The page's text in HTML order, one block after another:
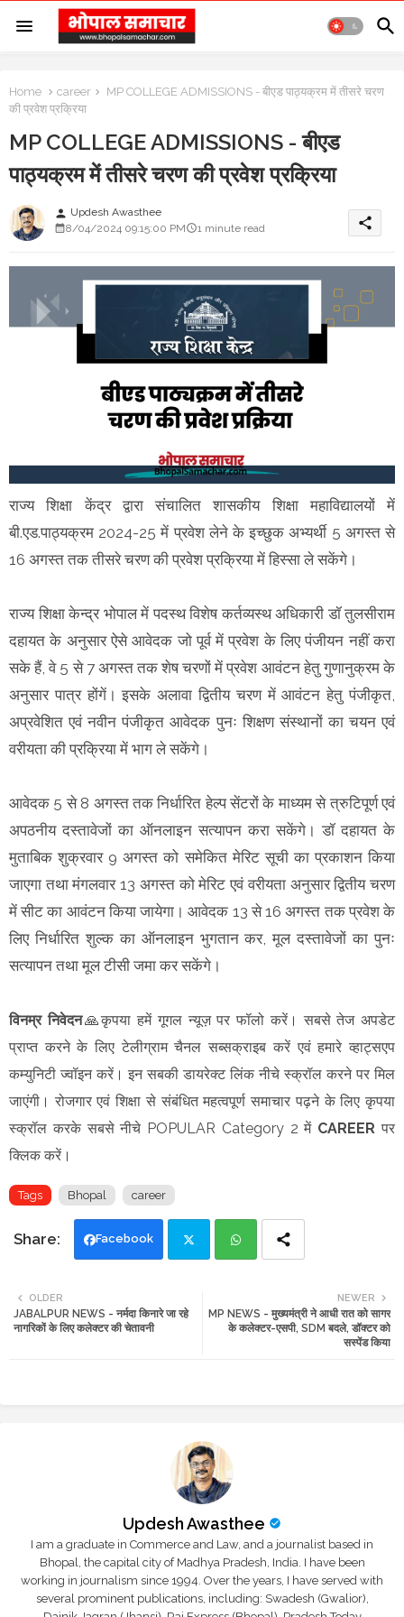
Home career
MP COLLEGE ADMISSIONS - बीएड पाठ्यक्रम में तीसरे चरण
की प्रवेश प्रक्रिया
MP COLLEGE ADMISSIONS - बीएड
पाठ्यक्रम में तीसरे चरण की प्रवेश प्रक्रिया
person Updesh Awasthee
8/04/2024 09:15:00 PM
1 minute read share
राज्य शिक्षा केंद्र द्वारा संचालित शासकीय शिक्षा महाविद्यालयों में
बी.एड.पाठ्यक्रम 2024-25 में प्रवेश लेने के इच्छुक अभ्यर्थी 5 अगस्त से
16 अगस्त तक तीसरे चरण की प्रवेश प्रक्रिया में हिस्सा ले सकेंगे।
राज्य शिक्षा केन्द्र भोपाल में पदस्थ विशेष कर्तव्यस्थ अधिकारी डॉ तुलसीराम
दहायत के अनुसार ऐसे आवेदक जो पूर्व में प्रवेश के लिए पंजीयन नहीं करा
सके हैं, वे 5 से 7 अगस्त तक शेष चरणों में प्रवेश आवंटन हेतु गुणानुक्रम के
अनुसार पात्र होंगें। इसके अलावा द्वितीय चरण में आवंटन हेतु पंजीकृत,
अप्रवेशित एवं नवीन पंजीकृत आवेदक पुनः शिक्षण संस्थानों का चयन एवं
वरीयता की प्रक्रिया में भाग ले सकेंगे।
आवेदक 5 से 8 अगस्त तक निर्धारित हेल्प सेंटरों के माध्यम से त्रुटिपूर्ण एवं
अपठनीय दस्तावेजों का ऑनलाइन सत्यापन करा सकेंगे। डॉ दहायत के
मुताबिक शुक्रवार 9 अगस्त को समेकित मेरिट सूची का प्रकाशन किया
जाएगा तथा मंगलवार 13 अगस्त को मेरिट एवं वरीयता अनुसार द्वितीय चरण
में सीट का आवंटन किया जायेगा। आवेदक 13 से 16 अगस्त तक प्रवेश के
लिए निर्धारित शुल्क का ऑनलाइन भुगतान कर, मूल दस्तावेजों का पुनः
सत्यापन तथा मूल टीसी जमा कर सकेंगे।
विनम्र निवेदन🙏कृपया हमें गूगल न्यूज़ पर फॉलो करें। सबसे तेज अपडेट
प्राप्त करने के लिए टेलीग्राम चैनल सब्सक्राइब करें एवं हमारे व्हाट्सएप
कम्युनिटी ज्वॉइन करें। इन सबकी डायरेक्ट लिंक नीचे स्क्रॉल करने पर मिल
जाएंगी। रोजगार एवं शिक्षा से संबंधित महत्वपूर्ण समाचार पढ़ने के लिए कृपया
स्क्रॉल करके सबसे नीचे POPULAR Category 2 में CAREERपर
क्लिक करें।
Tags Bhopal career
Facebook
tte ats
NEWER
MP NEWS - मुख्यमंत्री ने आधी रात को सागर
के कलेक्टर-एसपी, SDM बदले, डॉक्टर को
सस्पेंड किया
OLDER
JABALPUR NEWS - नर्मदा किनारे जा रहे
नागरिकों के लिए कलेक्टर की चेतावनी
Updesh Awasthee
I am a graduate in Commerce and Law, and a journalist based in
Bhopal, the capital city of Madhya Pradesh, India. I have been
working in journalism since 1994. Over the years, I have served with
several prominent publications, including: Swadesh (Gwalior),